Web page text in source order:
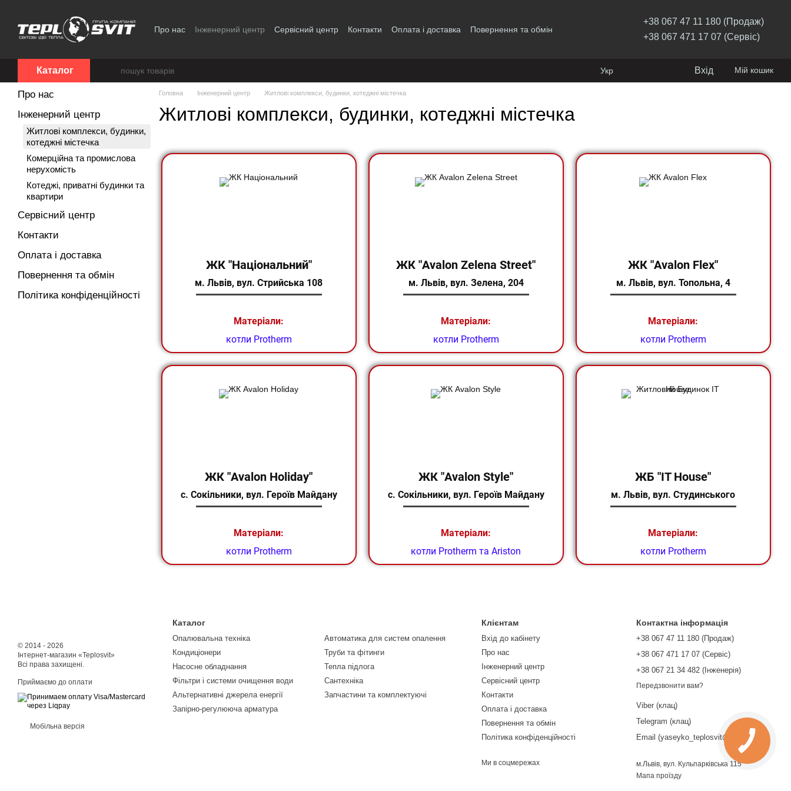
Про нас Інженерний центр Сервісний центр Контакти Оплата і доставка
Повернення та обмін
+38 067 47 11 180 (Продаж)
+38 067 471 17 07 (Сервіс)
Каталог Укр Вхід Мій кошик
Головна Інженерний центр Житлові комплекси, будинки, котеджні містечка
Житлові комплекси, будинки, котеджні містечка
ЖК "Національний"
м. Львів, вул. Стрийська 108
Матеріали:
котли Protherm
ЖК "Avalon Zelena Street"
м. Львів, ​вул. Зелена, 204
Матеріали:
котли Protherm
ЖК "Avalon Flex"
м. Львів, ​вул. Топольна, 4
Матеріали:
котли Protherm
ЖК "Avalon Holiday"
с. Сокільники, ​вул. Героїв Майдану
Матеріали:
котли Protherm
ЖК "Avalon Style"
с. Сокільники, ​вул. Героїв Майдану
Матеріали:
котли Protherm таAriston
ЖБ "IT House"
м. Львів, вул. ​Студинського
Матеріали:
котли Protherm
Про нас
Інженерний центр
Житлові комплекси, будинки,
котеджні містечка
Комерційна та промислова
нерухомість
Котеджі, приватні будинки та
квартири
Сервісний центр
Контакти
Оплата і доставка
Повернення та обмін
Політика конфіденційності
© 2014 - 2026
Інтернет-магазин «Teplosvit»
Всі права захищені.
Приймаємо до оплати
Мобільна версія
Каталог
Опалювальна техніка
Кондиціонери
Насосне обладнання
Фільтри і системи очищення води
Альтернативні джерела енергії
Запірно-регулююча арматура
Автоматика для систем опалення
Труби та фітинги
Тепла підлога
Сантехніка
Запчастини та комплектуючі
Клієнтам
Вхід до кабінету
Про нас
Інженерний центр
Сервісний центр
Контакти
Оплата і доставка
Повернення та обмін
Політика конфіденційності
Ми в соцмережах
Контактна інформація
+38 067 47 11 180 (Продаж)
+38 067 471 17 07 (Сервіс)
‎+38 067 21 34 482 (Інженерія)
Передзвонити вам?
Viber (клац)
Telegram (клац)
Email (yaseyko_teplosvit@ukr.net)
м.Львів, вул. Кульпарківська 115
Мапа проїзду